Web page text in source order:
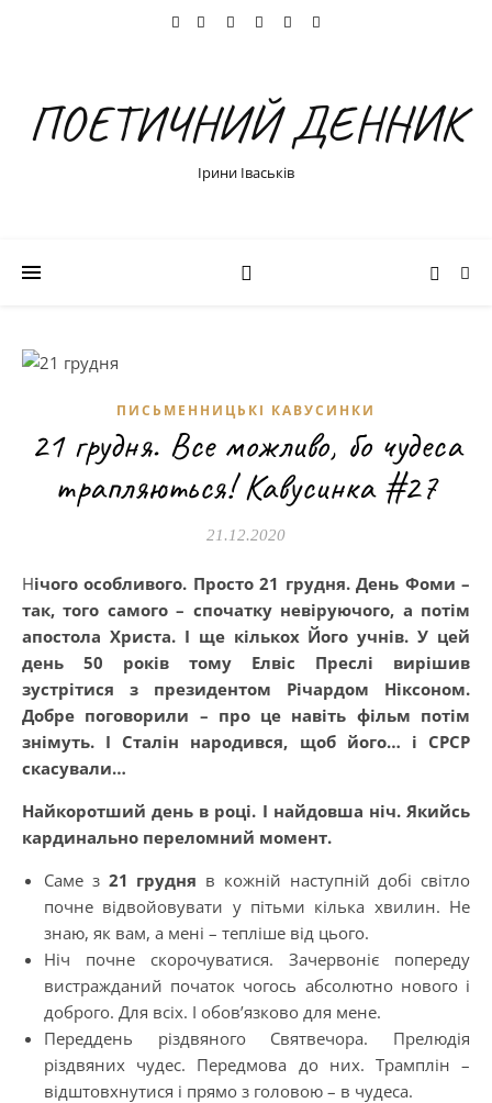
ПОЕТИЧНИЙ ДЕННИК
Ірини Іваськів
ПИСЬМЕННИЦЬКІ КАВУСИНКИ
21 грудня. Все можливо, бо чудеса
трапляються! Кавусинка #27
21.12.2020
Нічого особливого. Просто 21 грудня. День Фоми –
так, того самого – спочатку невіруючого, а потім
апостола Христа. І ще кількох Його учнів. У цей
день 50 років тому Елвіс Преслі вирішив
зустрітися з президентом Річардом Ніксоном.
Добре поговорили – про це навіть фільм потім
знімуть. І Сталін народився, щоб його… і СРСР
скасували…
Найкоротший день в році. І найдовша ніч. Якийсь
кардинально переломний момент.
Саме з 21 грудня в кожній наступній добі світло
почне відвойовувати у пітьми кілька хвилин. Не
знаю, як вам, а мені – тепліше від цього.
Ніч почне скорочуватися. Зачервоніє попереду
вистражданий початок чогось абсолютно нового і
доброго. Для всіх. І обов’язково для мене.
Переддень різдвяного Святвечора. Прелюдія
різдвяних чудес. Передмова до них. Трамплін –
відштовхнутися і прямо з головою – в чудеса.